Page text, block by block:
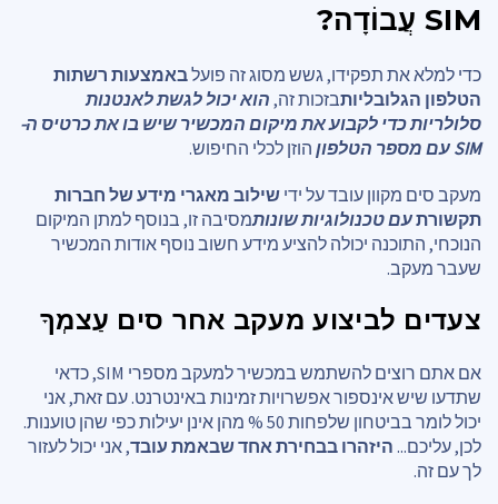
SIMעֲבוֹדָה?
כדי למלא את תפקידו, גשש מסוג זה פועלבאמצעות רשתות
הטלפון הגלובליותבזכות זה, הוא יכול לגשת לאנטנות
סלולריות כדי לקבוע את מיקום המכשיר שיש בו את כרטיס ה-
SIM עם מספר הטלפון
הוזן לכלי החיפוש.
מעקב סים מקוון עובד על ידי שילוב מאגרי מידע של חברות
תקשורתעם טכנולוגיות שונותמסיבה זו, בנוסף למתן המיקום
הנוכחי, התוכנה יכולה להציע מידע חשוב נוסף אודות המכשיר
שעבר מעקב.
צעדים לביצוע מעקב אחר סים עַצמְךָ
אם אתם רוצים להשתמש במכשיר למעקב מספרי SIM, כדאי
שתדעו שיש אינספור אפשרויות זמינות באינטרנט. עם זאת, אני
יכול לומר בביטחון שלפחות 50 % מהן אינן יעילות כפי שהן טוענות.
לכן, עליכם... היזהרו בבחירת אחד שבאמת עובד, אני יכול לעזור
לך עם זה.